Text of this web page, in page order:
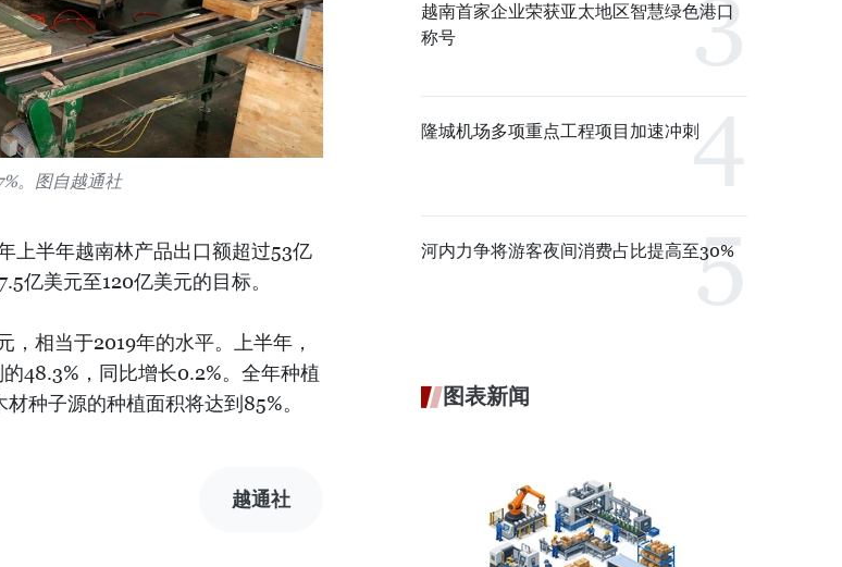
。图自越通社
上半年越南林产品出口额超过53亿
亿美元至120亿美元的目标。
相当于2019年的水平。上半年，
48.3%，同比增长0.2%。全年种植
种子源的种植面积将达到85%。
越通社
越南首家企业荣获亚太地区智慧绿色港口
称号
隆城机场多项重点工程项目加速冲刺
河内力争将游客夜间消费占比提高至30%
图表新闻